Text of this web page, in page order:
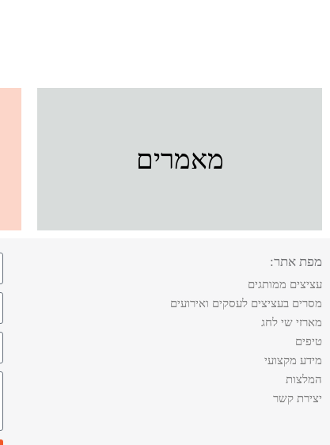
מאמרים
מפת אתר:
עציצים ממותגים
מסרים בעציצים לעסקים ואירועים
מארזי שי לחג
טיפים
מידע מקצועי
המלצות
יצירת קשר